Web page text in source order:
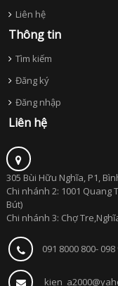
Liên hệ
Thông tin
Tìm kiếm
Đăng ký
Đăng nhập
Liên hệ
305 Bùi Hữu Nghĩa, P1,
Chi nhánh 2: 1001 Quang
Bút)
Chi nhánh 3: Chợ
091 8000 800-